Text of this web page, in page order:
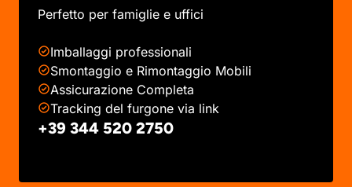
Perfetto per famiglie e uffici
Imballaggi professionali
Smontaggio e Rimontaggio Mobili
Assicurazione Completa
Tracking del furgone via link
+39 344 520 2750